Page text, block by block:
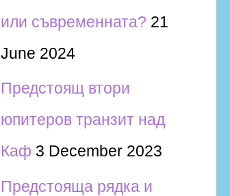
или съвременната? 21
June 2024
Предстоящ втори
юпитеров транзит над
Каф 3 December 2023
Предстояща рядка и